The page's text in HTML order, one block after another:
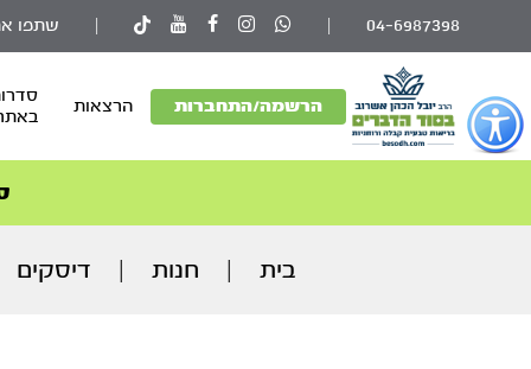
כפתור
לפתיחת
תפריט
נגישות
04-6987398 שתפו
הרשמה/התחברות הרצאות
בית חנות דיסקים